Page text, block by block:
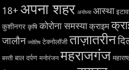
18+ अपना शहर अयोध्या आस्था
कुशीनगर कृषि कोरोना समस्या क्राइम
जालौन ज्योतिष टेक्नोलॉजी ताज़ातरीन
बस्ती बाल दर्पण मनोरंजन महराजगंज